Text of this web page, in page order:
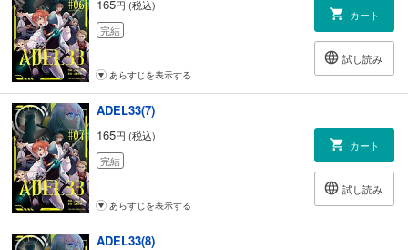
165円 (税込)
完結
カート
試し読み
あらすじを表示する
ADEL33(7)
165円 (税込)
完結
カート
試し読み
あらすじを表示する
ADEL33(8)